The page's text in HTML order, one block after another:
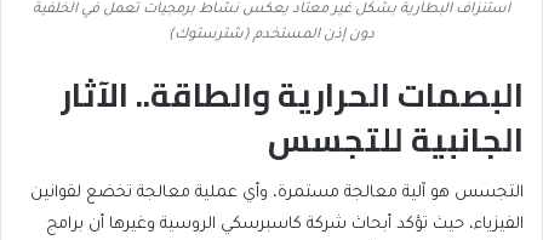
استنزاف البطارية بشكل غير معتاد يعكس نشاط برمجيات تعمل في الخلفية
دون إذن المستخدم (شترستوك)
البصمات الحرارية والطاقة.. الآثار
الجانبية للتجسس
التجسس هو آلية معالجة مستمرة، وأي عملية معالجة تخضع لقوانين
الفيزياء، حيث تؤكد أبحاث شركة كاسبرسكي الروسية وغيرها أن برامج